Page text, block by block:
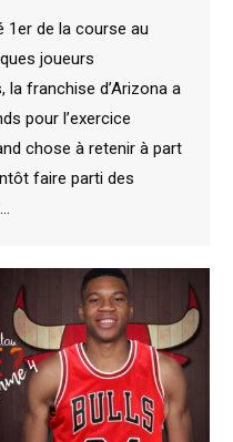
1er de la course au
joueurs
la franchise d’Arizona a
pour l’exercice
chose à retenir à part
faire parti des